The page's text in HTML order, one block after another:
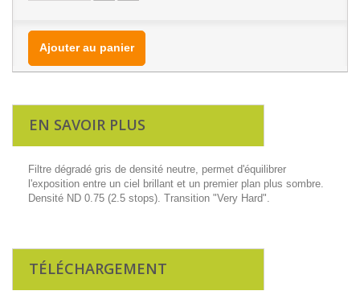
Ajouter au panier
EN SAVOIR PLUS
Filtre dégradé gris de densité neutre, permet d'équilibrer
l'exposition entre un ciel brillant et un premier plan plus sombre.
Densité ND 0.75 (2.5 stops). Transition "Very Hard".
TÉLÉCHARGEMENT